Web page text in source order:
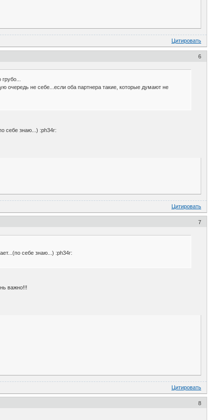
Цитировать
6
очередь не себе...если оба партнера такие, которые думают не
себе знаю...) :ph34r:
Цитировать
7
себе знаю...) :ph34r:
важно!!!
Цитировать
8